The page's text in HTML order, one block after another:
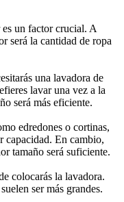
un factor crucial. A
será la cantidad de ropa
una lavadora de
lavar una vez a la
será más eficiente.
edredones o cortinas,
capacidad. En cambio,
tamaño será suficiente.
colocarás la lavadora.
ser más grandes.